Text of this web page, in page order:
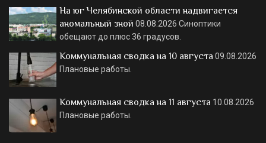
На юг Челябинской области надвигается
аномальный зной 08.08.2026 Синоптики
обещают до плюс 36 градусов.
Коммунальная сводка на 10 августа 09.08.2026
Плановые работы.
Коммунальная сводка на 11 августа 10.08.2026
Плановые работы.